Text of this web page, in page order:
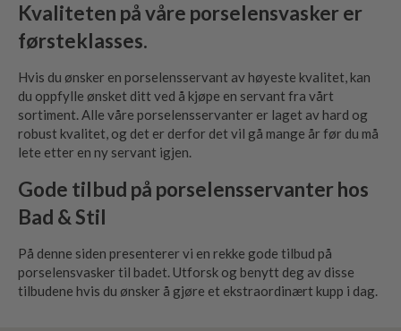
Kvaliteten på våre porselensvasker er
førsteklasses.
Hvis du ønsker en porselensservant av høyeste kvalitet, kan
du oppfylle ønsket ditt ved å kjøpe en servant fra vårt
sortiment. Alle våre porselensservanter er laget av hard og
robust kvalitet, og det er derfor det vil gå mange år før du må
lete etter en ny servant igjen.
Gode tilbud på porselensservanter hos
Bad & Stil
På denne siden presenterer vi en rekke gode tilbud på
porselensvasker til badet. Utforsk og benytt deg av disse
tilbudene hvis du ønsker å gjøre et ekstraordinært kupp i dag.